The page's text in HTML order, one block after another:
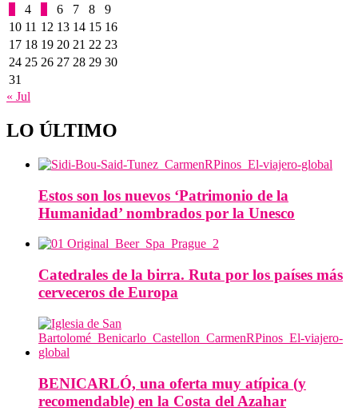
4 6 7 8
9
10 11 12 13 14 15 16
17 18 19 20 21 22 23
24 25 26 27 28 29 30
31
« Jul
LO ÚLTIMO
Estos son los nuevos ‘Patrimonio de la
Humanidad’ nombrados por la Unesco
Catedrales de la birra. Ruta por los países más
cerveceros de Europa
BENICARLÓ, una oferta muy atípica (y
recomendable) en la Costa del Azahar